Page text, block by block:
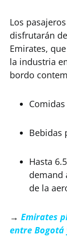
Los
disfrutarán
Emirates,
la industria
bordo
Bebidas
Hasta
demand
de la
→ Emirates
entre Bogotá